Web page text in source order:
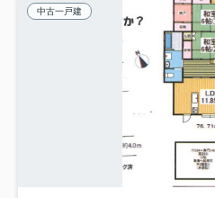
中古一戸建